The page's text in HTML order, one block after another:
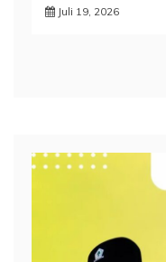
Juli 19, 2026